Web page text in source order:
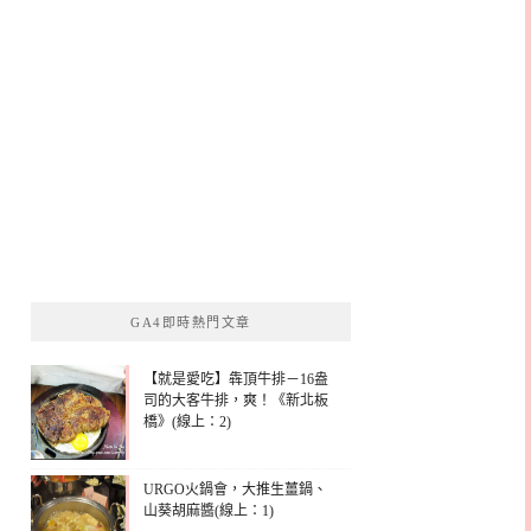
GA4即時熱門文章
【就是愛吃】犇頂牛排－16盎
司的大客牛排，爽！《新北板
橋》(線上：2)
URGO火鍋會，大推生薑鍋、
山葵胡麻醬(線上：1)